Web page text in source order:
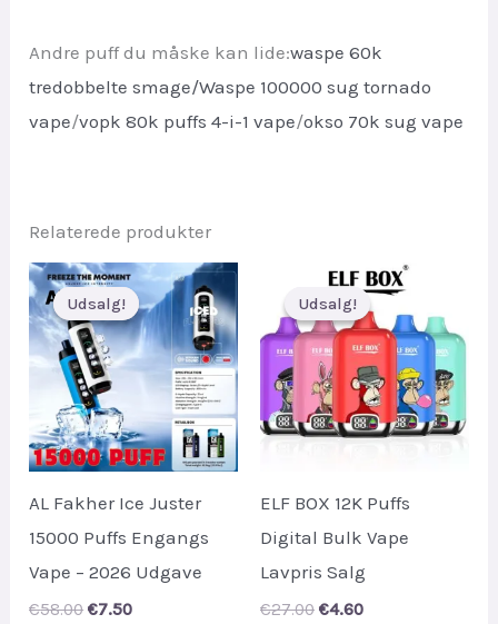
Andre puff du måske kan lide:waspe 60k
tredobbelte smage/Waspe 100000 sug tornado
vape/vopk 80k puffs 4-i-1 vape/okso 70k sug vape
Relaterede produkter
Udsalg!
Udsalg!
AL Fakher Ice Juster
15000 Puffs Engangs
Vape – 2026 Udgave
€58.00 Original
€7.50Current
Udsalg!
Udsalg!
ELF BOX 12K Puffs
Digital Bulk Vape
Lavpris Salg
€27.00 Original
€4.60Current